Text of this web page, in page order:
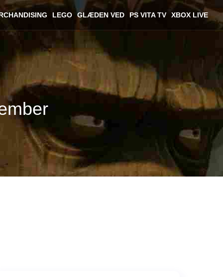
LEGO GLÆDEN VED PS VITA TV XBOX LIVE